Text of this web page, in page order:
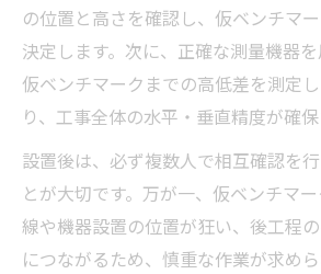
の位置と高さを確認し、仮ベンチマ
決定します。次に、正確な測量機器
仮ベンチマークまでの高低差を測定
り、工事全体の水平・垂直精度が確保
設置後は、必ず複数人で相互確認を
とが大切です。万が一、仮ベンチマ
線や機器設置の位置が狂い、後工程
につながるため、慎重な作業が求め